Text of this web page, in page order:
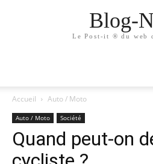
Blog-
Le Post-it ® du web
Accueil Auto / Moto
Auto / Moto Société
Quand peut-on